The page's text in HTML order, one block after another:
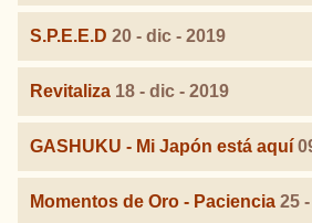
S.P.E.E.D 20 - dic - 2019
Revitaliza 18 - dic - 2019
GASHUKU - Mi Japón está aquí
Momentos de Oro - Paciencia 25